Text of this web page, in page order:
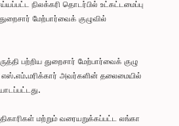
நிலக்கரி தொடர்பில் உட்கட்டமைப்பு
மேற்பார்வைக் குழுவில்
பற்றிய துறைசார் மேற்பார்வைக் குழு
அவர்களின் தலைமையில்
மற்றும் வரையறுக்கப்பட்ட லங்கா